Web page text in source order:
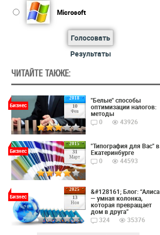
Microsoft
Голосовать
Результаты
ЧИТАЙТЕ ТАКЖЕ:
2018
10
Фев
Бизнес
"Белые" способы
оптимизации налогов:
методы
0
43926
2015
31
Март
Бизнес
"Типография для Вас" в
Екатеринбурге
0
44593
2025
13
Ноя
Бизнес
&#128161; Блог: “Алиса
— умная колонка,
которая превращает
дом в друга”
324
35376